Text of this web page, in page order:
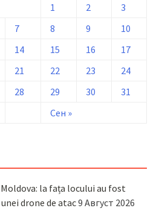
Сен »
1 2
3
7 8 9
10
14 15 16
17
21 22 23
24
28 29 30 31
la fața locului au fost
drone de atac9 Август 2026